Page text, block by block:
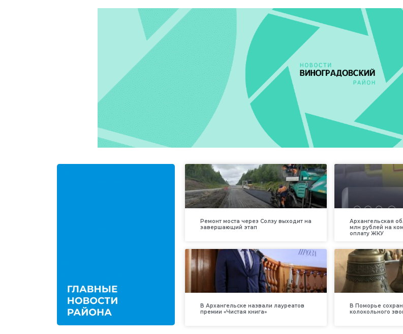
Ремонт моста через Солзу выходит на
завершающий этап
Архангельская
млн рублей на
оплату ЖКУ
В Архангельске назвали лауреатов
премии «Чистая книга»
В Поморье
колокольного